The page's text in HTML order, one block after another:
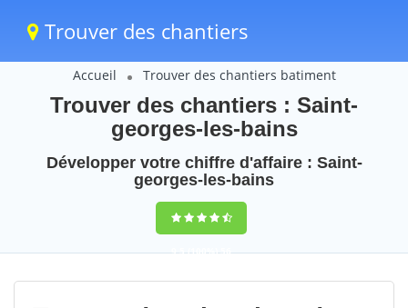
Trouver des chantiers
Accueil Trouver des chantiers batiment
Trouver des chantiers : Saint-
georges-les-bains
Développer votre chiffre d'affaire : Saint-
georges-les-bains
9,5(100%)56
votes